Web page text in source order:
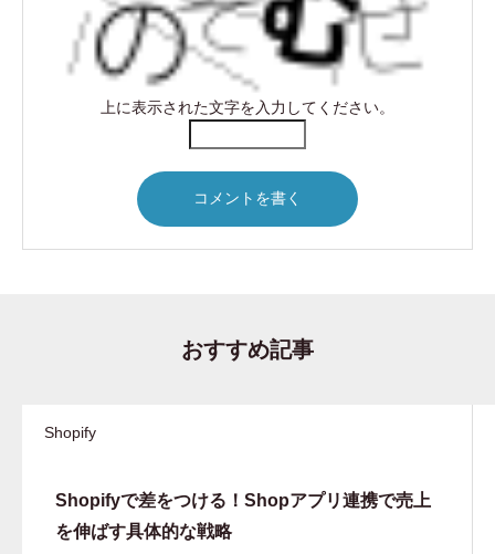
上に表示された文字を入力してください。
おすすめ記事
Shopify
Shopifyで差をつける！Shopアプリ連携で売上
を伸ばす具体的な戦略